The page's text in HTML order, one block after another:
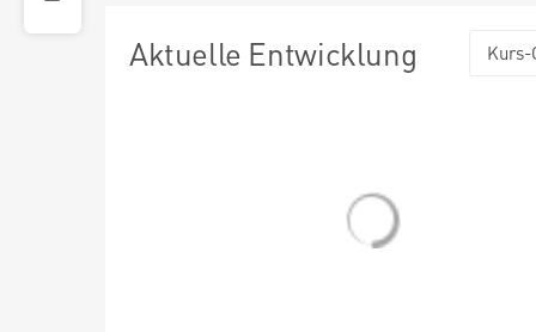
Aktuelle Entwicklung Kurs-